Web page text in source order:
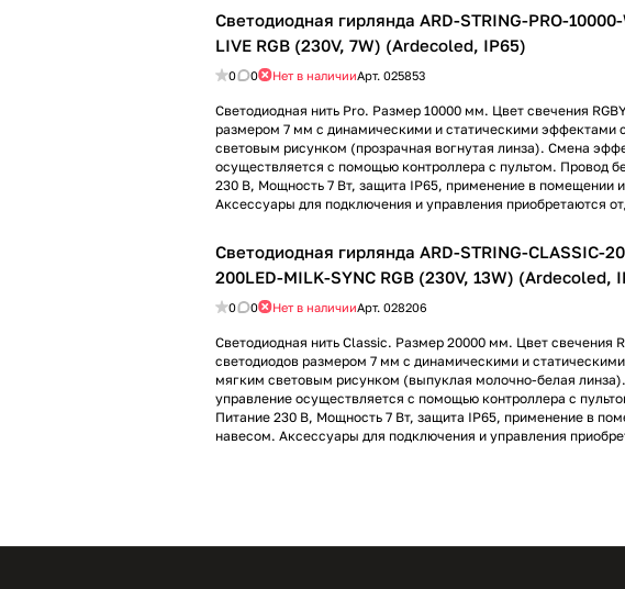
Светодиодная гирлянда ARD-STRING-PRO-
LIVE RGB (230V, 7W) (Ardecoled, IP65)
0 0 Нет в наличииАрт. 025853
Светодиодная нить Pro. Размер 10000 мм. Цвет свечения
размером 7 мм с динамическими и статическими эффектами
световым рисунком (прозрачная вогнутая линза). Смена
осуществляется с помощью контроллера с пультом. Провод
230 В, Мощность 7 Вт, защита IP65, применение в помещении
Аксессуары для подключения и управления приобретаются
Светодиодная гирлянда ARD-STRING-CLASSIC-
200LED-MILK-SYNC RGB (230V, 13W) (Ardecoled,
0 0 Нет в наличииАрт. 028206
Светодиодная нить Classic. Размер 20000 мм. Цвет свечения
светодиодов размером 7 мм с динамическими и
мягким световым рисунком (выпуклая молочно-белая
управление осуществляется с помощью контроллера с
Питание 230 В, Мощность 7 Вт, защита IP65, применение в
навесом. Аксессуары для подключения и управления